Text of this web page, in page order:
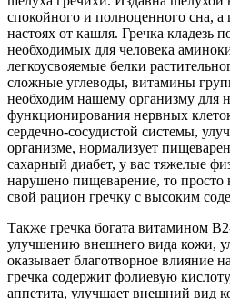
спокойного и полноценного сна, а
настоях от кашля. Гречка кладезь
необходимых для человека
легкоусвояемые белки
сложные углеводы, витамины
необходим нашему организму для
функционирования нервных
сердечно-сосудистой системы,
организме, нормализует
сахарный диабет, у вас тяжелые
нарушено пищеварение, то просто
свой рацион гречку с высоким
Также гречка богата витамином
улучшению внешнего вида кожи,
оказывает благотворное влияние
гречка содержит фолиевую
аппетита, улучшает внешний вид